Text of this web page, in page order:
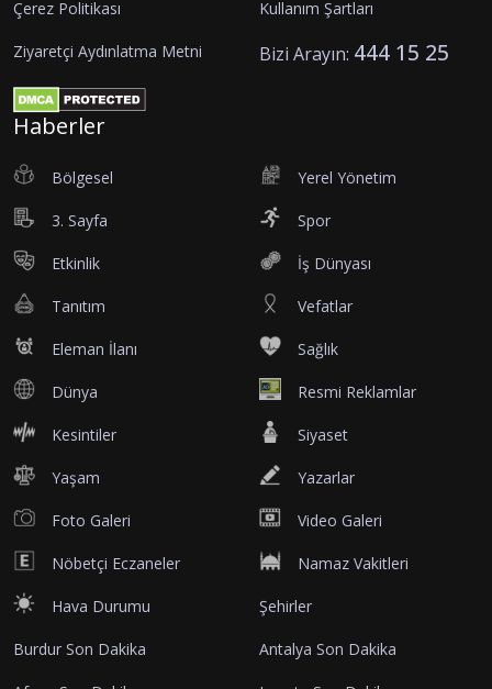
Çerez Politikası Kullanım Şartları
Ziyaretçi Aydınlatma Metni Bizi Arayın: 444 15 25
Haberler
Bölgesel Yerel Yönetim
3. Sayfa Spor
Etkinlik İş Dünyası
Tanıtım Vefatlar
Eleman İlanı Sağlık
Dünya Resmi Reklamlar
Kesintiler Siyaset
Yaşam Yazarlar
Foto Galeri Video Galeri
Nöbetçi Eczaneler Namaz Vakitleri
Hava Durumu Şehirler
Burdur Son Dakika Antalya Son Dakika